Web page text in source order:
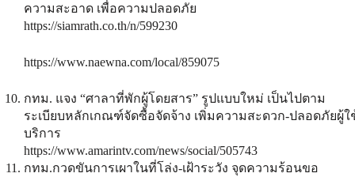
ความสะอาด เพื่อความปลอดภัย
https://siamrath.co.th/n/599230
https://www.naewna.com/local/859075
กทม. แจง “ศาลาที่พักผู้โดยสาร” รูปแบบใหม่ เป็นไปตาม
ระเบียบหลักเกณฑ์จัดซื้อจัดจ้าง เพิ่มความสะดวก-ปลอดภัยผู้ใ
บริการ
https://www.amarintv.com/news/social/505743
กทม.กวดขันการเผาในที่โล่ง-เฝ้าระวัง จุดความร้อนขอ